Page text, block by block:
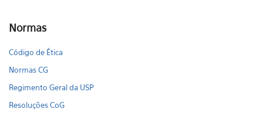
Normas
Código de Ética
Normas CG
Regimento Geral da USP
Resoluções CoG